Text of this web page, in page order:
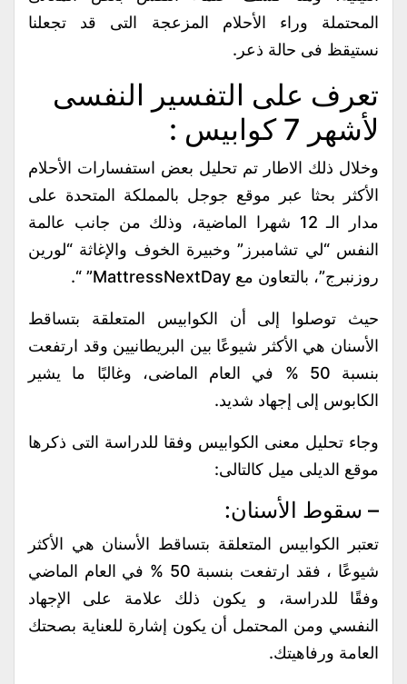
المحتملة وراء الأحلام المزعجة التى قد تجعلنا
نستيقظ فى حالة ذعر.
تعرف على التفسير النفسى
لأشهر 7 كوابيس :
وخلال ذلك الاطار تم تحليل بعض استفسارات الأحلام
الأكثر بحثا عبر موقع جوجل بالمملكة المتحدة على
مدار الـ 12 شهرا الماضية، وذلك من جانب عالمة
النفس “لي تشامبرز” وخبيرة الخوف والإغاثة “لورين
روزنبرج”، بالتعاون مع MattressNextDay” “.
حيث توصلوا إلى أن الكوابيس المتعلقة بتساقط
الأسنان هي الأكثر شيوعًا بين البريطانيين وقد ارتفعت
بنسبة 50 % في العام الماضى، وغالبًا ما يشير
الكابوس إلى إجهاد شديد.
وجاء تحليل معنى الكوابيس وفقا للدراسة التى ذكرها
موقع الديلى ميل كالتالى:
– سقوط الأسنان:
تعتبر الكوابيس المتعلقة بتساقط الأسنان هي الأكثر
شيوعًا ، فقد ارتفعت بنسبة 50 % في العام الماضي
وفقًا للدراسة، و يكون ذلك علامة على الإجهاد
النفسي ومن المحتمل أن يكون إشارة للعناية بصحتك
العامة ورفاهيتك.